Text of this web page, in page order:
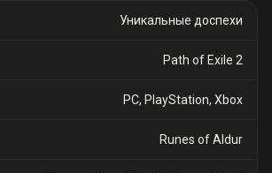
Уникальные доспехи
Path of Exile 2
PC, PlayStation, Xbox
Runes of Aldur